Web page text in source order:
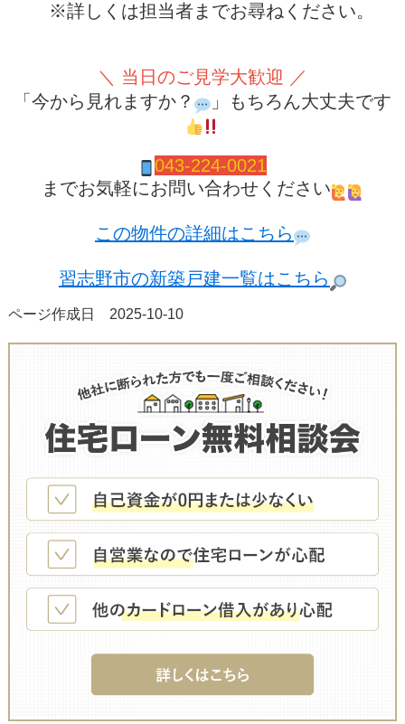
※詳しくは担当者までお尋ねください。
＼ 当日のご見学大歓迎 ／
「今から見れますか？
」もちろん大丈夫です
043-224-0021
までお気軽にお問い合わせください
この物件の詳細はこちら
習志野市の新築戸建一覧はこちら
ページ作成日 2025-10-10